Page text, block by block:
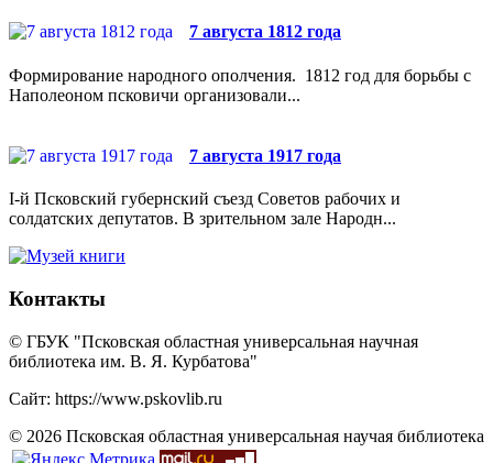
7 августа 1812 года
Формирование народного ополчения. 1812 год для борьбы с
Наполеоном псковичи организовали...
7 августа 1917 года
I-й Псковский губернский съезд Советов рабочих и
солдатских депутатов. В зрительном зале Народн...
Контакты
© ГБУК "Псковская областная универсальная научная
библиотека им. В. Я. Курбатова"
Сайт: https://www.pskovlib.ru
© 2026 Псковская областная универсальная научая библиотека